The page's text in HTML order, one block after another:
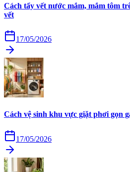
Cách tẩy vết nước mắm, mắm tôm
vết
17/05/2026
Cách vệ sinh khu vực giặt phơi gọn
17/05/2026